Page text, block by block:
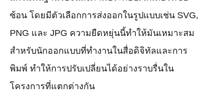
ซ้อน โดยมีตัวเลือกการส่งออกในรูปแบบเช่น SVG,
PNG และ JPG ความยืดหยุ่นนี้ทำให้มันเหมาะสม
สำหรับนักออกแบบที่ทำงานในสื่อดิจิทัลและการ
พิมพ์ ทำให้การปรับเปลี่ยนได้อย่างราบรื่นใน
โครงการที่แตกต่างกัน